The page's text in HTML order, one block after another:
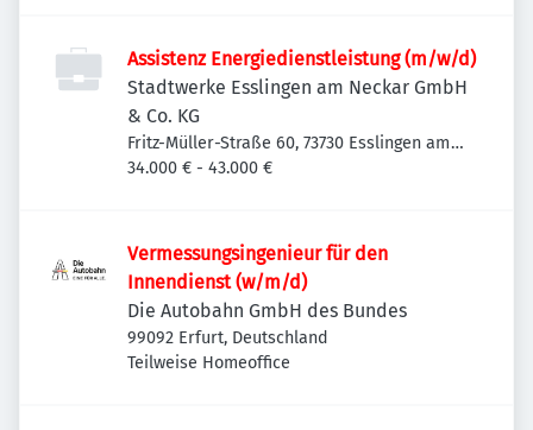
Assistenz Energiedienstleistung (m/w/d)
Stadtwerke Esslingen am Neckar GmbH
& Co. KG
Fritz-Müller-Straße 60, 73730 Esslingen am
Neckar-Oberesslingen, Deutschland
34.000 € - 43.000 €
Vermessungsingenieur für den
Innendienst (w/m/d)
Die Autobahn GmbH des Bundes
99092 Erfurt, Deutschland
Teilweise Homeoffice